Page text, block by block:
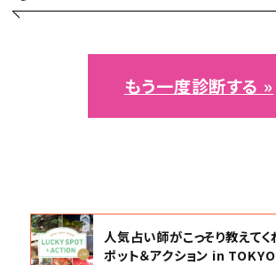
もう一度診断する »
人気占い師がこっそり教えてく
ポット＆アクション in TOKYO